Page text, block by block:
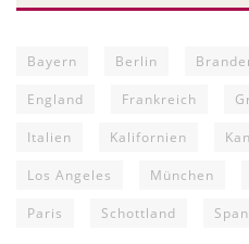
Bayern Berlin
England Frankreich
Italien Kalifornien
Los Angeles München
Paris Schottland